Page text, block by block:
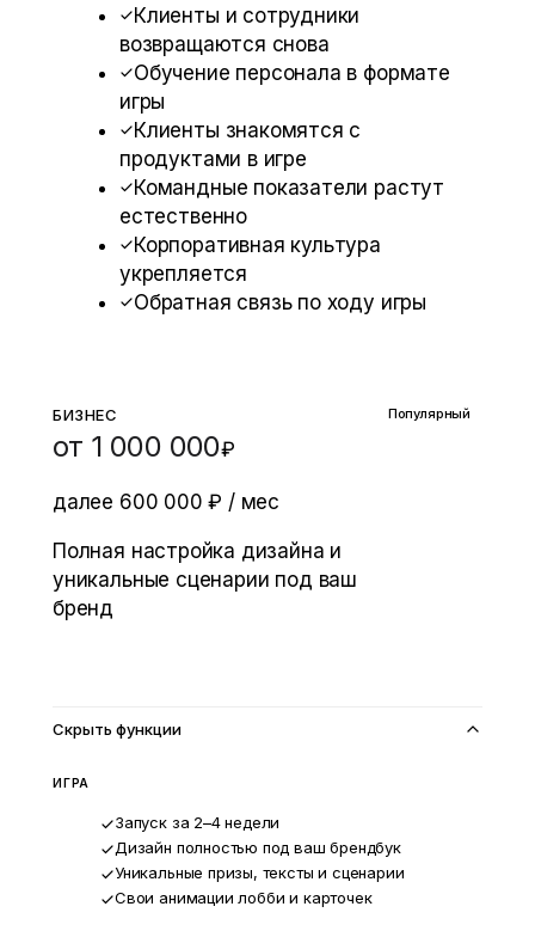
Клиенты и сотрудники
возвращаются снова
Обучение персонала в формате
игры
Клиенты знакомятся с
продуктами в игре
Командные показатели растут
естественно
Корпоративная культура
укрепляется
Обратная связь по ходу игры
Популярный
БИЗНЕС
от 1 000 000₽
далее 600 000 ₽ / мес
Полная настройка дизайна и
уникальные сценарии под ваш
бренд
Скрыть функции
ИГРА
Запуск за 2–4 недели
Дизайн полностью под ваш брендбук
Уникальные призы, тексты и сценарии
Свои анимации лобби и карточек